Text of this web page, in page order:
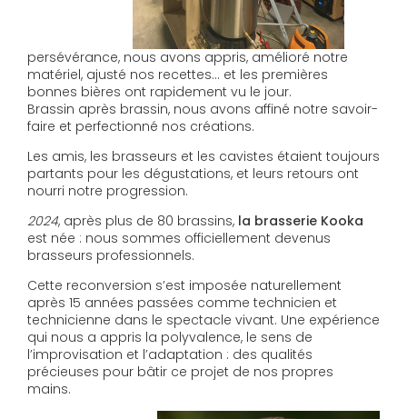
persévérance, nous avons appris, amélioré notre
matériel, ajusté nos recettes… et les premières
bonnes bières ont rapidement vu le jour.
Brassin après brassin, nous avons affiné notre savoir-
faire et perfectionné nos créations.
Les amis, les brasseurs et les cavistes étaient toujours
partants pour les dégustations, et leurs retours ont
nourri notre progression.
2024, après plus de 80 brassins, la brasserie Kooka
est née : nous sommes officiellement devenus
brasseurs professionnels.
Cette reconversion s’est imposée naturellement
après 15 années passées comme technicien et
technicienne dans le spectacle vivant. Une expérience
qui nous a appris la polyvalence, le sens de
l’improvisation et l’adaptation : des qualités
précieuses pour bâtir ce projet de nos propres
mains.